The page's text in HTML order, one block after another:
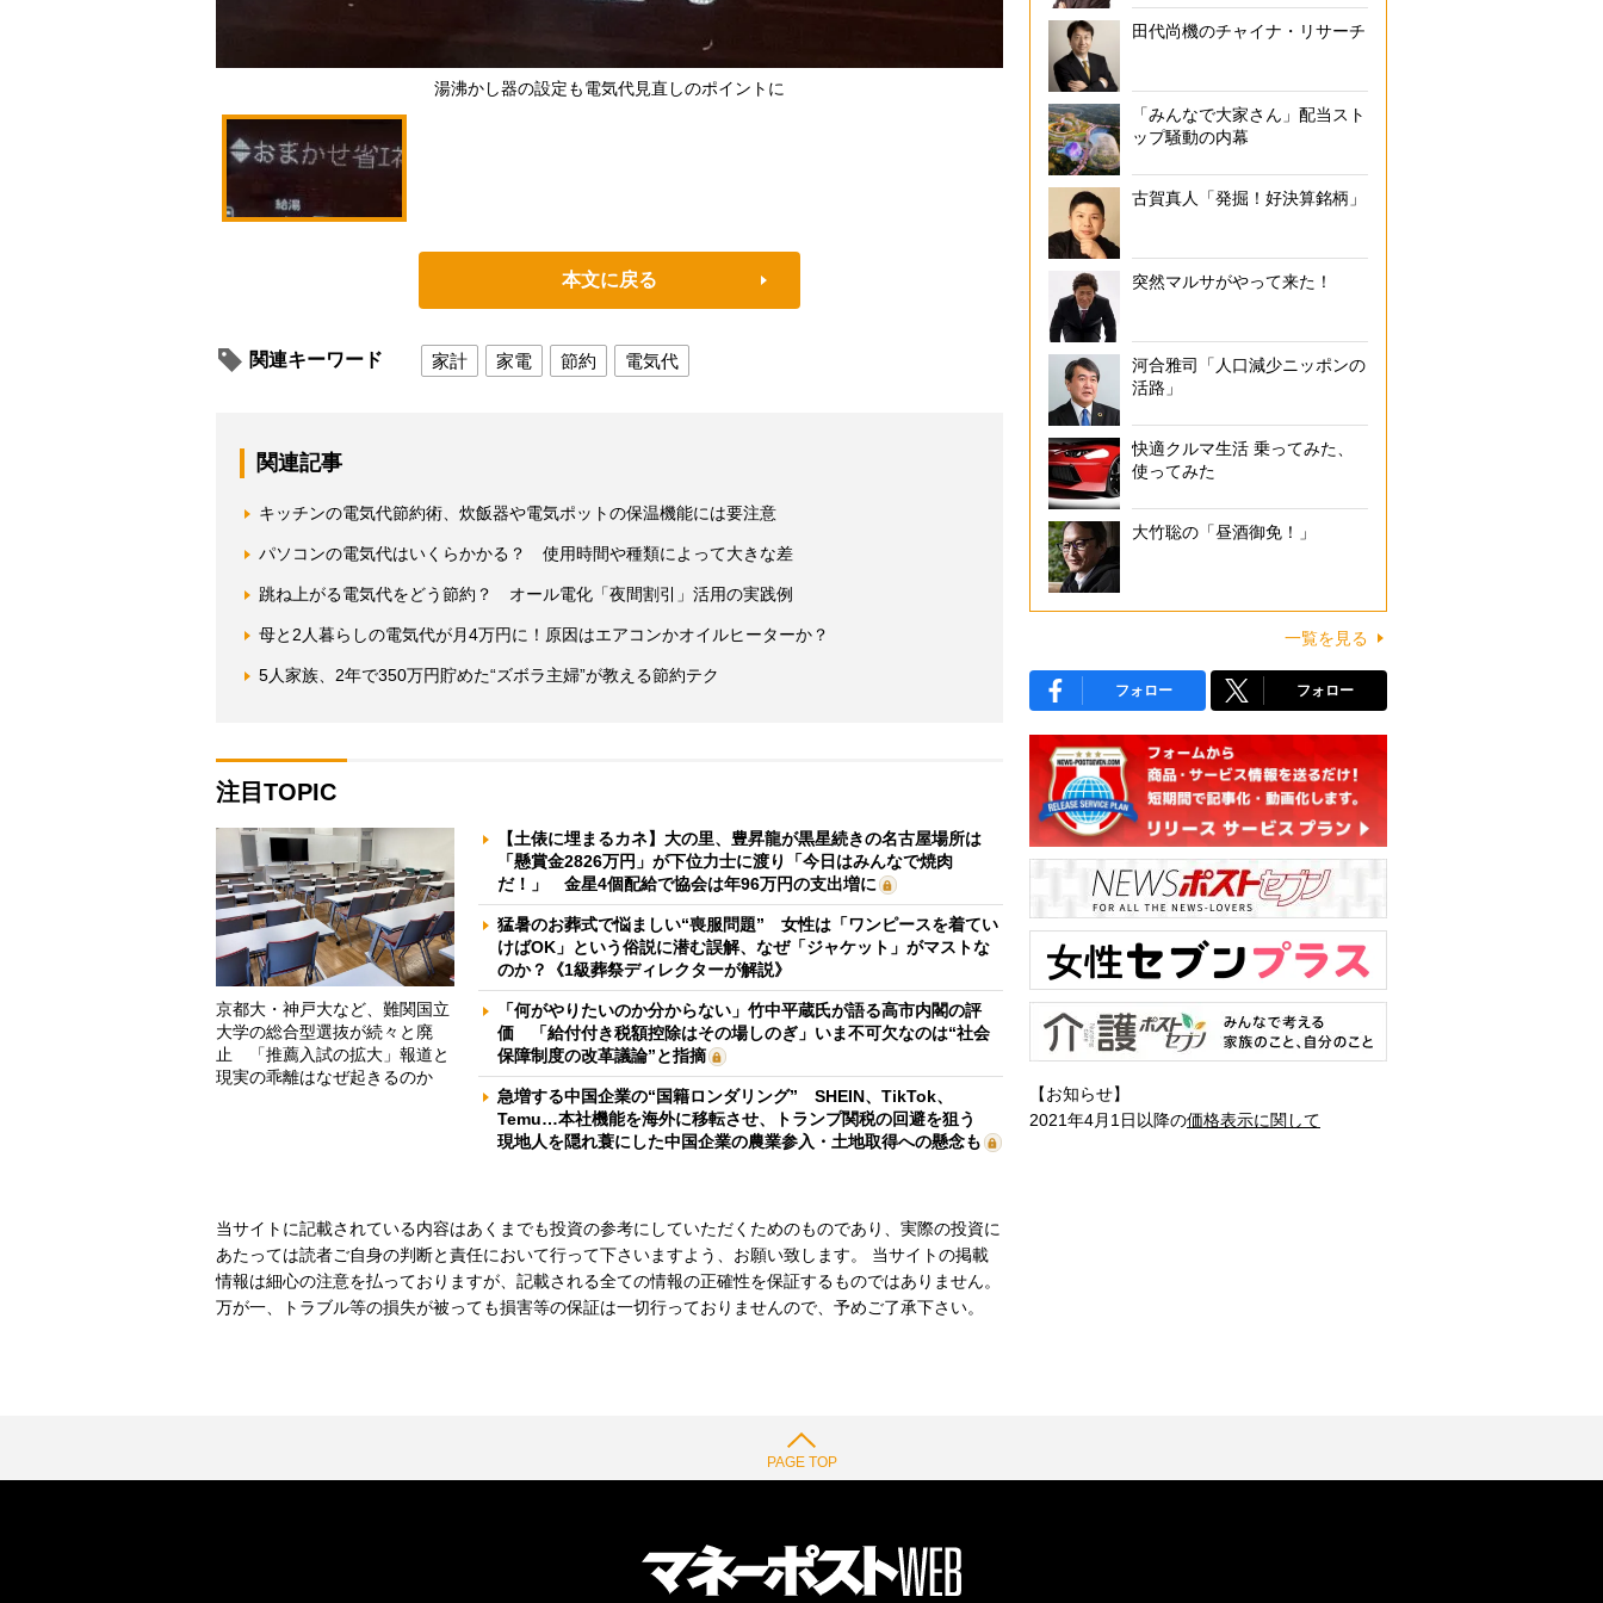
湯沸かし器の設定も電気代見直しのポイントに
本文に戻る
関連キーワード 家計 家電 節約 電気代
関連記事
キッチンの電気代節約術、炊飯器や電気ポットの保温機能には要注意
パソコンの電気代はいくらかかる？ 使用時間や種類によって大きな差
跳ね上がる電気代をどう節約？ オール電化「夜間割引」活用の実践例
母と2人暮らしの電気代が月4万円に！原因はエアコンかオイルヒーターか？
5人家族、2年で350万円貯めた“ズボラ主婦”が教える節約テク
注目TOPIC
京都大・神戸大など、難関国立
大学の総合型選抜が続々と廃
止 「推薦入試の拡大」報道と
現実の乖離はなぜ起きるのか
【土俵に埋まるカネ】大の里、豊昇龍が黒星続きの名古屋場所は
「懸賞金2826万円」が下位力士に渡り「今日はみんなで焼肉
だ！」 金星4個配給で協会は年96万円の支出増に
猛暑のお葬式で悩ましい“喪服問題” 女性は「ワンピースを着てい
けばOK」という俗説に潜む誤解、なぜ「ジャケット」がマストな
のか？《1級葬祭ディレクターが解説》
「何がやりたいのか分からない」竹中平蔵氏が語る高市内閣の評
価 「給付付き税額控除はその場しのぎ」いま不可欠なのは“社会
保障制度の改革議論”と指摘
急増する中国企業の“国籍ロンダリング” SHEIN、TikTok、
Temu…本社機能を海外に移転させ、トランプ関税の回避を狙う
現地人を隠れ蓑にした中国企業の農業参入・土地取得への懸念も
当サイトに記載されている内容はあくまでも投資の参考にしていただくためのものであり、実際の投資に
あたっては読者ご自身の判断と責任において行って下さいますよう、お願い致します。 当サイトの掲載
情報は細心の注意を払っておりますが、記載される全ての情報の正確性を保証するものではありません。
万が一、トラブル等の損失が被っても損害等の保証は一切行っておりませんので、予めご了承下さい。
田代尚機のチャイナ・リサーチ
「みんなで大家さん」配当スト
ップ騒動の内幕
古賀真人「発掘！好決算銘柄」
突然マルサがやって来た！
河合雅司「人口減少ニッポンの
活路」
快適クルマ生活 乗ってみた、
使ってみた
大竹聡の「昼酒御免！」
一覧を見る
フォロー フォロー
【お知らせ】
2021年4月1日以降の価格表示に関して
PAGE TOP